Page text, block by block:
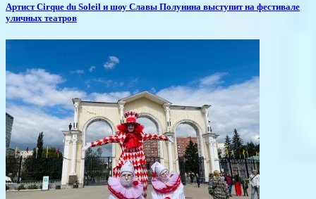
Артист Cirque du Soleil и шоу Славы Полунина выступит на фестивале
уличных театров